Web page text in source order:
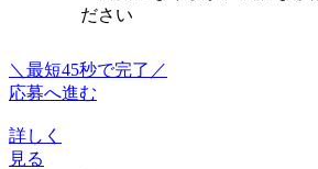
ださい
＼最短45秒で完了／
応募へ進む
詳しく
見る